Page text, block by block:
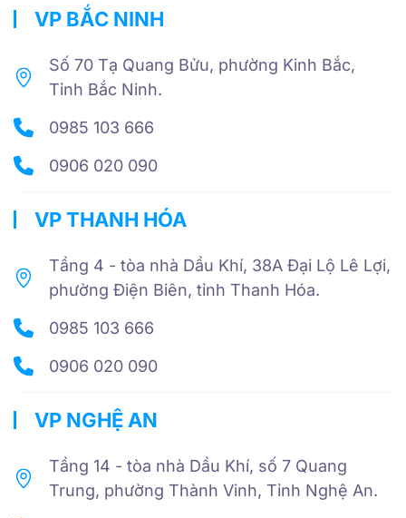
VP BẮC NINH
Số 70 Tạ Quang Bửu, phường Kinh Bắc,
Tỉnh Bắc Ninh.
0985 103 666
0906 020 090
VP THANH HÓA
Tầng 4 - tòa nhà Dầu Khí, 38A Đại Lộ Lê Lợi,
phường Điện Biên, tỉnh Thanh Hóa.
0985 103 666
0906 020 090
VP NGHỆ AN
Tầng 14 - tòa nhà Dầu Khí, số 7 Quang
Trung, phường Thành Vinh, Tỉnh Nghệ An.